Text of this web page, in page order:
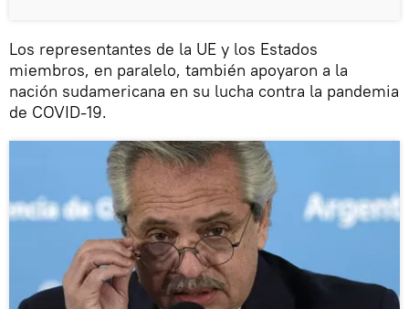
Los representantes de la UE y los Estados
miembros, en paralelo, también apoyaron a la
nación sudamericana en su lucha contra la pandemia
de COVID-19.